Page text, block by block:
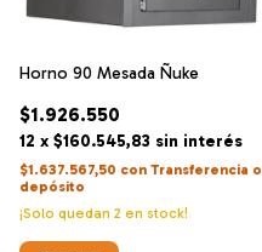
Horno 90 Mesada Ñuke
$1.926.550
12 x $160.545,83 sin interés
$1.637.567,50 con Transferencia o
depósito
¡Solo quedan 2 en stock!